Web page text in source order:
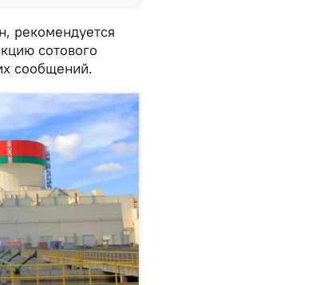
рекомендуется
сотового
сообщений.